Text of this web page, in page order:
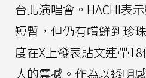
台北演唱會。HACHI表
短暫，但仍有嚐鮮到珍
度在X上發表貼文連帶
人的震撼。作為以透明